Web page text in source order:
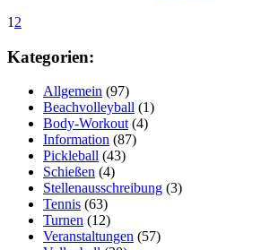
1 2
Kategorien:
Allgemein (97)
Beachvolleyball (1)
Body-Workout (4)
Information (87)
Pickleball (43)
Schießen (4)
Stellenausschreibung (3)
Tennis (63)
Turnen (12)
Veranstaltungen (57)